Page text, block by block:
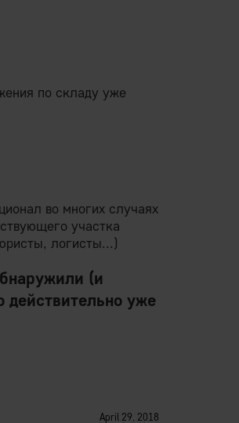
по складу уже
во многих случаях
участка
логисты...)
(и
уже
April 29, 2018